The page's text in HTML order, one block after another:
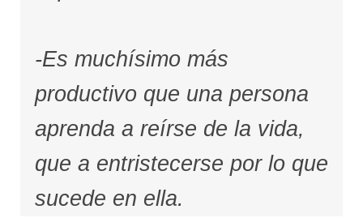
-Es muchísimo más
productivo que una persona
aprenda a reírse de la vida,
que a entristecerse por lo que
sucede en ella.